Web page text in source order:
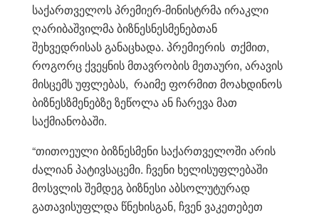
საქართველოს პრემიერ-მინისტრმა ირაკლი
ღარიბაშვილმა ბიზნესნესმენებთან
შეხვედრისას განაცხადა. პრემიერის თქმით,
როგორც ქვეყნის მთავრობის მეთაური, არავის
მისცემს უფლებას, რაიმე ფორმით მოახდინოს
ბიზნესზმენებზე ზეწოლა ან ჩარევა მათ
საქმიანობაში.
“თითოეული ბიზნესმენი საქართველოში არის
ძალიან პატივსაცემი. ჩვენი ხელისუფლებაში
მოსვლის შემდეგ ბიზნესი აბსოლუტურად
გათავისუფლდა წნეხისგან, ჩვენ ვაკეთებეთ